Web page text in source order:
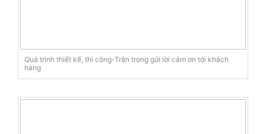
Quá trình thiết kế, thi công-Trân trọng gửi lời cảm ơn tới khách
hàng